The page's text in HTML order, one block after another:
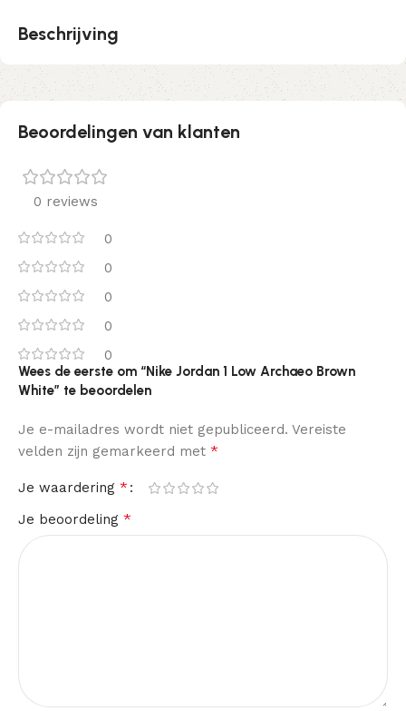
Beschrijving
Beoordelingen van klanten
0 reviews
0
0
0
0
0
Wees de eerste om “Nike Jordan 1 Low Archaeo Brown
White” te beoordelen
Je e-mailadres wordt niet gepubliceerd. Vereiste
velden zijn gemarkeerd met *
Je waardering *
Je beoordeling *